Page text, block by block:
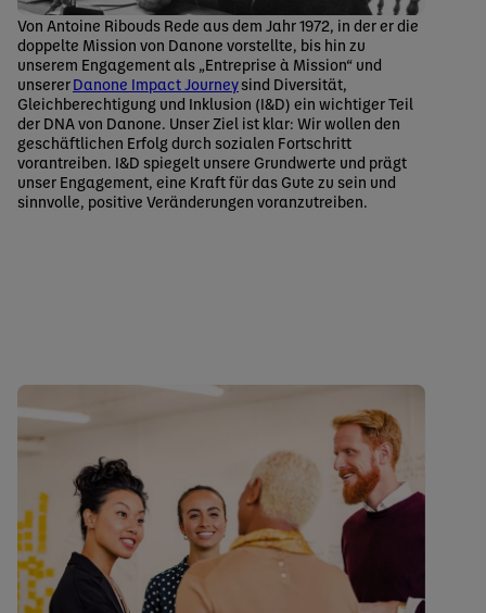
Von Antoine Ribouds Rede aus dem Jahr 1972, in der er die
doppelte Mission von Danone vorstellte, bis hin zu
unserem Engagement als „Entreprise à Mission“ und
unsererDanone Impact Journeysind Diversität,
Gleichberechtigung und Inklusion (I&D) ein wichtiger Teil
der DNA von Danone. Unser Ziel ist klar: Wir wollen den
geschäftlichen Erfolg durch sozialen Fortschritt
vorantreiben. I&D spiegelt unsere Grundwerte und prägt
unser Engagement, eine Kraft für das Gute zu sein und
sinnvolle, positive Veränderungen voranzutreiben.